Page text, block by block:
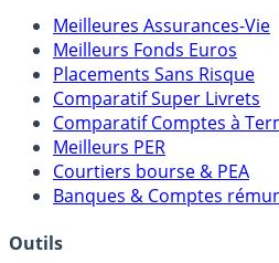
Comparatifs
Meilleures Assurances-Vie
Meilleurs Fonds Euros
Placements Sans Risque
Comparatif Super Livrets
Comparatif Comptes à
Meilleurs PER
Banques & Comptes